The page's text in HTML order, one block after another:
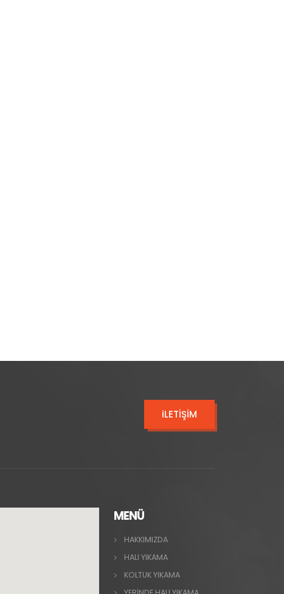
iLETİŞİM
MENÜ
HAKKIMIZDA
HALI YIKAMA
KOLTUK YIKAMA